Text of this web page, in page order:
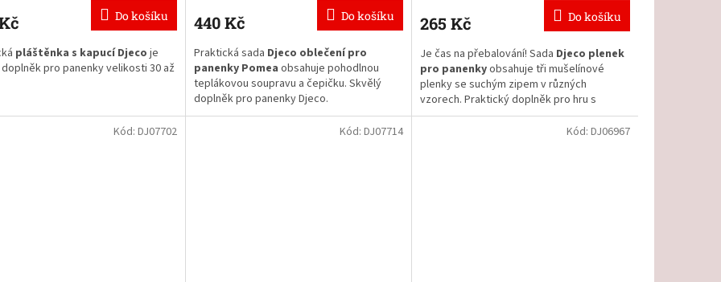
Do košíku
pláštěnka s kapucí Djeco je
pro panenky velikosti 30 až
oblečení pro hru na převlékání a
panenky pro maminky a tatínky od
440 Kč Do košíku
Praktická sada Djeco oblečení pro
panenky Pomea obsahuje pohodlnou
teplákovou soupravu a čepičku. Skvělý
doplněk pro panenky Djeco.
Mikina má suchý zip, díky kterému ji děti
265 Kč Do košíku
Je čas na přebalování! Sada Djeco plenek
pro panenkyobsahuje tři mušelínové
plenky se suchým zipem v různých
vzorech. Praktický doplněk pro hru s
miminkem.
Kód: DJ07702 Kód: DJ07714 Kód: DJ06967